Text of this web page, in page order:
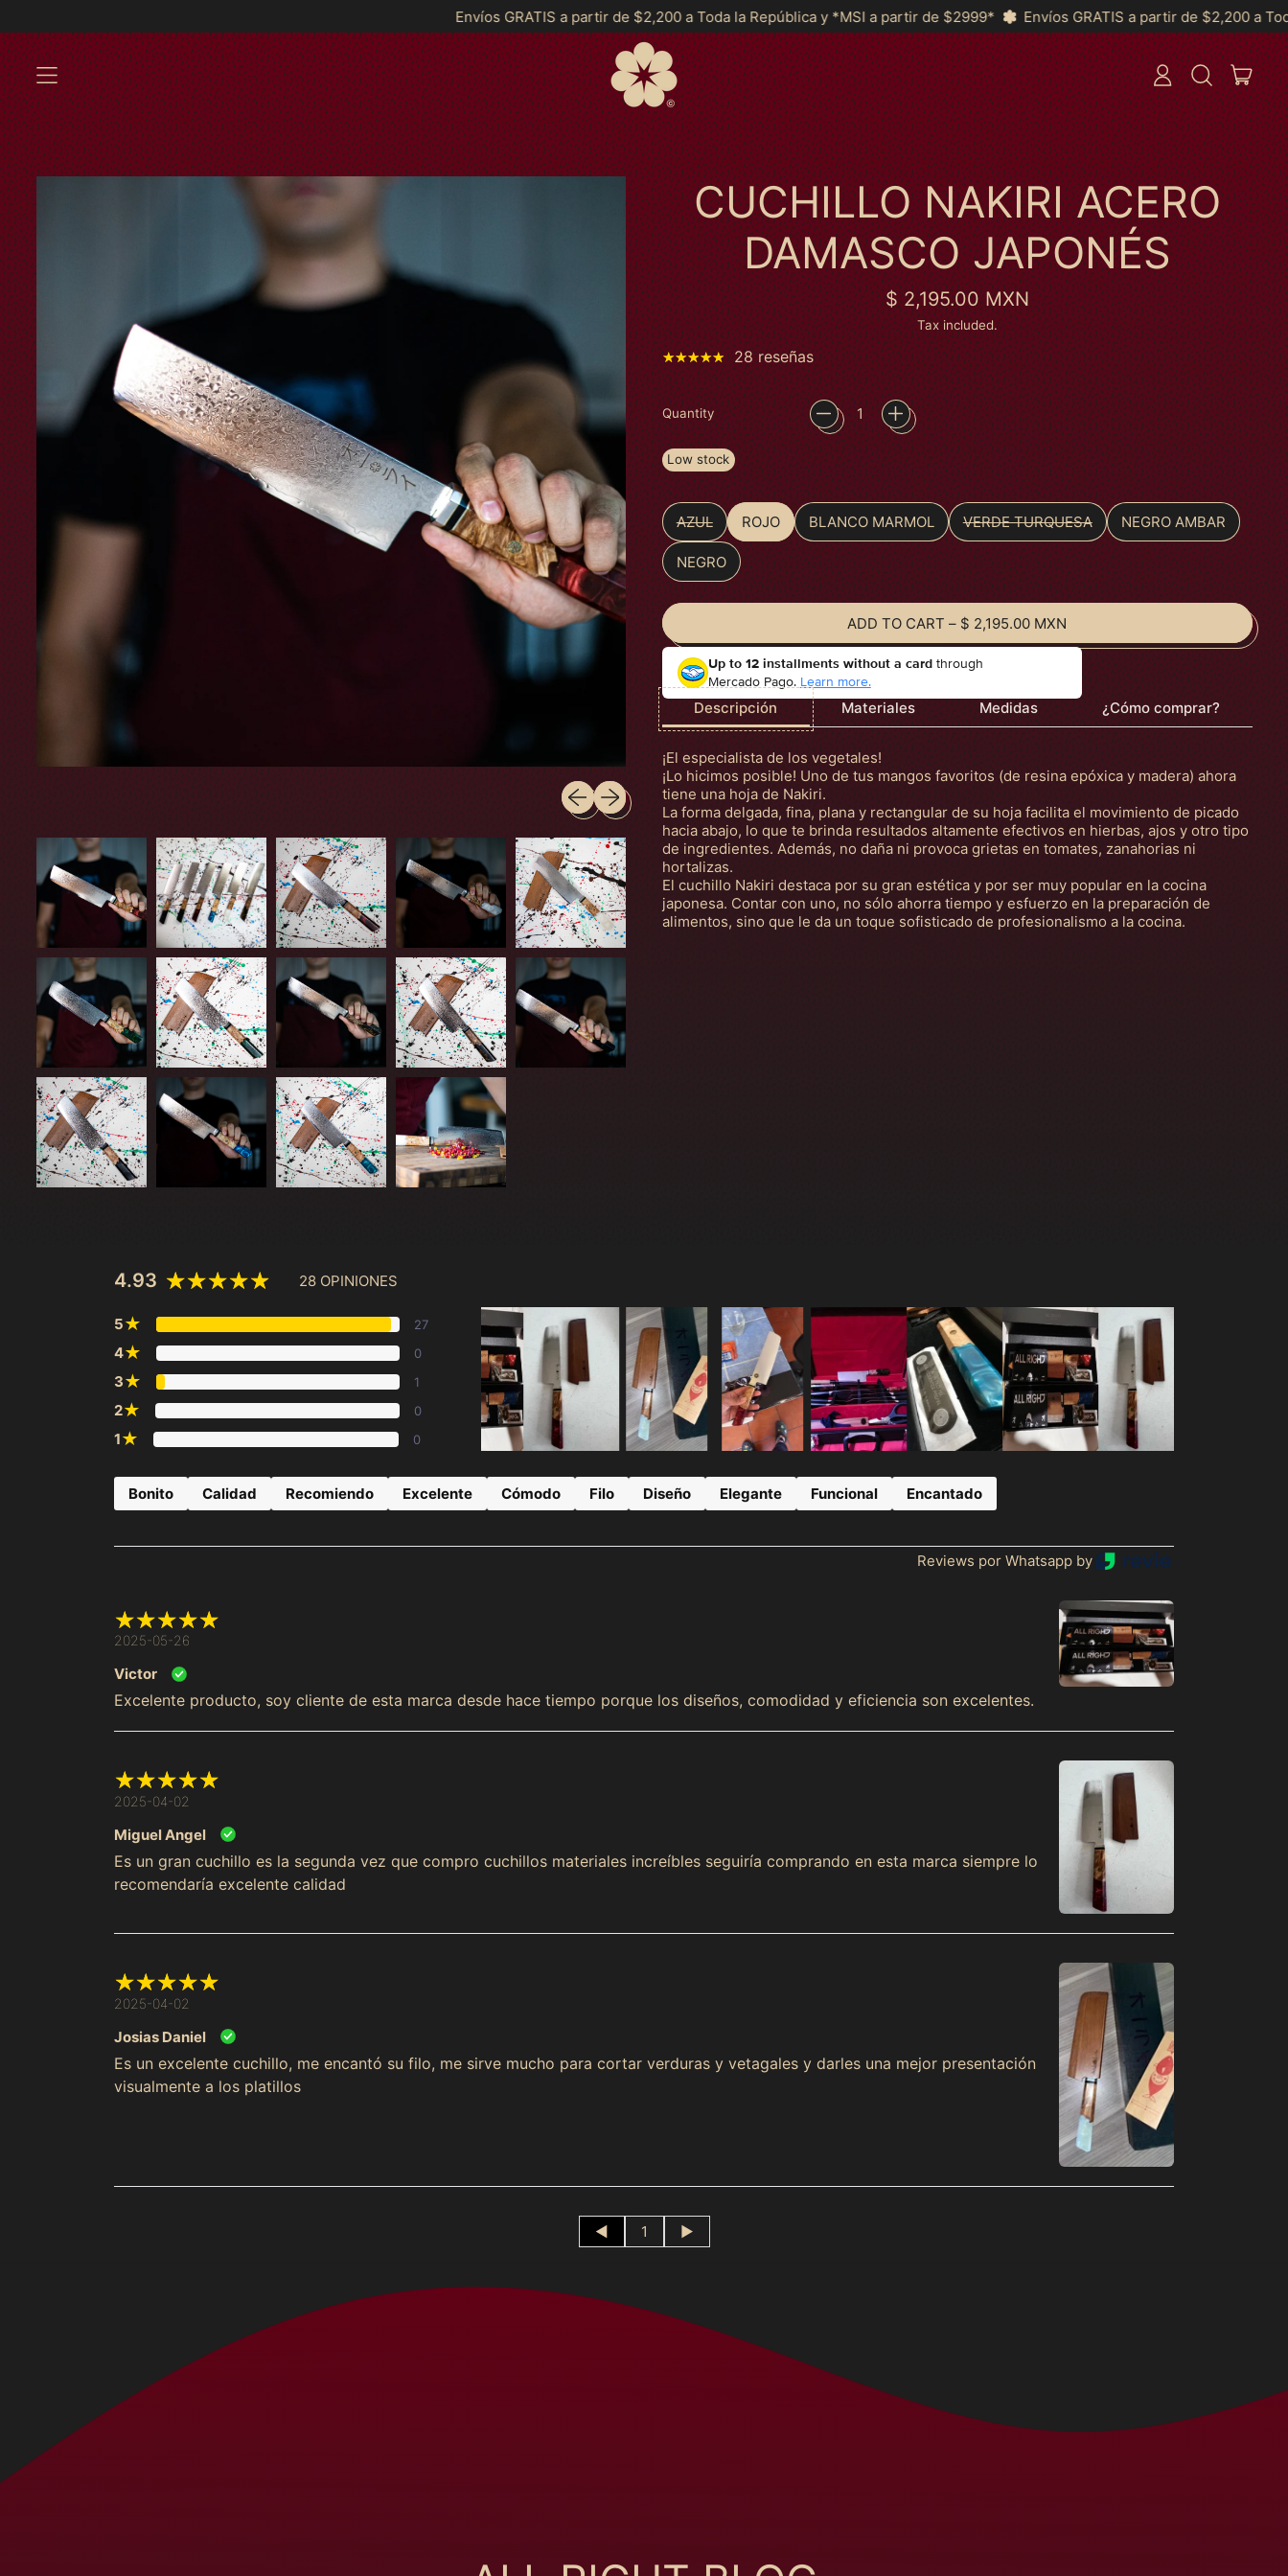
Envíos GRATIS a partir de $2,200 a Toda la República y *MSI a partir de $2999* Envíos GRATIS a partir de $2,200 a Toda la República y *MSI a
MENU
LOG
IN
SEARCH
OUR
SITE
CART
Previous slide
Next slide
CUCHILLO NAKIRI ACERO
DAMASCO JAPONÉS
Regular price
$ 2,195.00 MXN
Tax included.
28 reseñas
Quantity
Low stock
Color
AZUL ROJO BLANCO MARMOL VERDE TURQUESA NEGRO AMBAR
NEGRO
ADD TO CART – $ 2,195.00 MXN
Up to 12 installments without a cardthrough
Mercado Pago. Learn more.
Descripción
¡El especialista de los vegetales!
¡Lo hicimos posible! Uno de tus mangos favoritos (de resina epóxica y madera) ahora
tiene una hoja de Nakiri.
La forma delgada, fina, plana y rectangular de su hoja facilita el movimiento de picado
hacia abajo, lo que te brinda resultados altamente efectivos en hierbas, ajos y otro tipo
de ingredientes. Además, no daña ni provoca grietas en tomates, zanahorias ni
hortalizas.
El cuchillo Nakiri destaca por su gran estética y por ser muy popular en la cocina
japonesa. Contar con uno, no sólo ahorra tiempo y esfuerzo en la preparación de
alimentos, sino que le da un toque sofisticado de profesionalismo a la cocina.
Materiales Medidas ¿Cómo comprar?
4.93 28 OPINIONES
5★ 27
4★ 0
3★ 1
2★ 0
1★ 0
Bonito Calidad Recomiendo Excelente Cómodo Filo Diseño Elegante Funcional Encantado
Reviews por Whatsapp by
2025-05-26
Victor
Excelente producto, soy cliente de esta marca desde hace tiempo porque los diseños, comodidad y eficiencia son excelentes.
2025-04-02
Miguel Angel
Es un gran cuchillo es la segunda vez que compro cuchillos materiales increíbles seguiría comprando en esta marca siempre lo
recomendaría excelente calidad
2025-04-02
Josias Daniel
Es un excelente cuchillo, me encantó su filo, me sirve mucho para cortar verduras y vetagales y darles una mejor presentación
visualmente a los platillos
◄ 1 ►
Afghanistan (MXN $)
Andorra (MXN $)
Angola (MXN $)
Anguilla (MXN $)
Antigua & Barbuda
(MXN $)
Argentina (MXN $)
Armenia (MXN $)
Aruba (MXN $)
Ascension Island
Australia (MXN $)
Austria (MXN $)
Azerbaijan (MXN $)
Bahamas (MXN $)
Bahrain (MXN $)
Bangladesh (MXN $)
Barbados (MXN $)
Belarus (MXN $)
Belgium (MXN $)
Belize (MXN $)
Benin (MXN $)
Bermuda (MXN $)
Buy now and pay in installments
without a credit card
1 Add your product to the cart andchoose to pay
Credit subject to approval.